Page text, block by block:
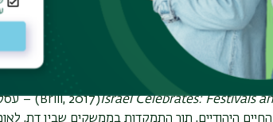
יהודים מתקדמים במכון שלום הרטמן בירושלים.
סוציולוגיה ואנתרופולוגיה ומתעניין בעיקר באופן
ממסדים חברתיים ופוליטיים, בדגש על עבודה
בתל אביב ובנייתה של אומה חדשה" בהוצאת
Israel Celebrates: Festivals
(Brill, 2017)
–
היהודיים, תוך התמקדות בממשקים שבין דת,